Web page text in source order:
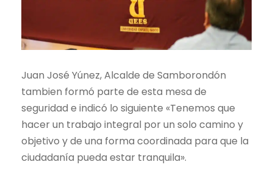
Juan José Yúnez, Alcalde de Samborondón
tambien formó parte de esta mesa de
seguridad e indicó lo siguiente «Tenemos que
hacer un trabajo integral por un solo camino y
objetivo y de una forma coordinada para que la
ciudadanía pueda estar tranquila».